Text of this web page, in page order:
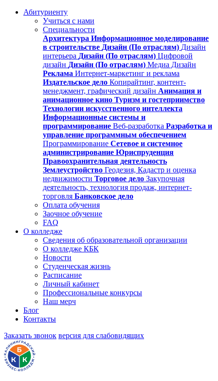
Абитуриенту
Учиться с нами
Специальности
Архитектура Информационное моделирование
в строительстве Дизайн (По отраслям) Дизайн
интерьера Дизайн (По отраслям) Цифровой
дизайн Дизайн (По отраслям) Медиа Дизайн
Реклама Интернет-маркетинг и реклама
Издательское дело Копирайтинг, контент-
менеджмент, графический дизайн Анимация и
анимационное кино Туризм и гостеприимство
Технологии искусственного интеллекта
Информационные системы и
программирование Веб-разработка Разработка и
управление программным обеспечением
Программирование Сетевое и системное
администрирование Юриспруденция
Правоохранительная деятельность
Землеустройство Геодезия, Кадастр и оценка
недвижимости Торговое дело Закупочная
деятельность, технология продаж, интернет-
торговля Банковское дело
Оплата обучения
Заочное обучение
FAQ
О колледже
Сведения об образовательной организации
О колледже КБК
Новости
Студенческая жизнь
Расписание
Личный кабинет
Профессиональные конкурсы
Наш мерч
Блог
Контакты
Заказать звонок версия для слабовидящих